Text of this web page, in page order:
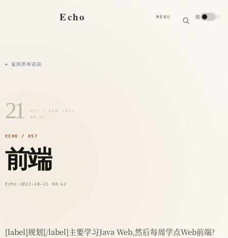
Echo MENU
索 搜
明 暗
← 返回所有说说
21
OCT / 10月 2022
08:42
ECHO / 857
前端
Echo · 2022-10-21 08:42
[label]规划[/label]主要学习Java Web,然后每周学点Web前端?